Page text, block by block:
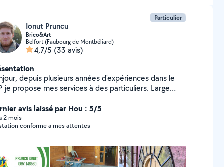
Particulier
Ionut Pruncu
Brico&Art
Belfort (Faubourg de Montbéliard)
4,7/5 (33 avis)
depuis plusieurs années d'expériences dans le
je propose mes services à des particuliers. Large
principales de mon travail sont ponctualité,
et travail bien fait.
avis laissé par Hou : 5/5
2 mois
conforme a mes attentes